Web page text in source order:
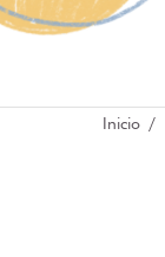
Inicio